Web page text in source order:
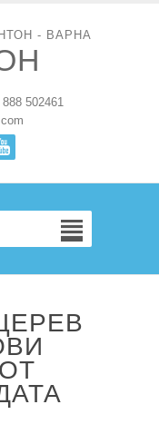
- ВАРНА
502461